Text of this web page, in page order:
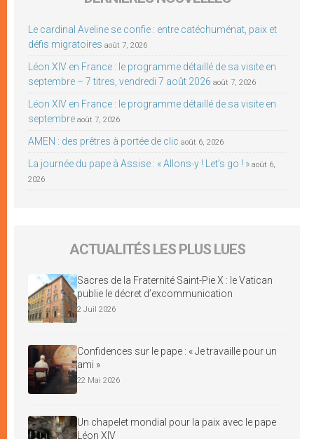
Le cardinal Aveline se confie : entre catéchuménat, paix et
défis migratoires août 7, 2026
Léon XIV en France : le programme détaillé de sa visite en
septembre – 7 titres, vendredi 7 août 2026 août 7, 2026
Léon XIV en France : le programme détaillé de sa visite en
septembre août 7, 2026
AMEN : des prêtres à portée de clic août 6, 2026
La journée du pape à Assise : « Allons-y ! Let’s go ! » août 6,
2026
ACTUALITÉS LES PLUS LUES
Sacres de la Fraternité Saint-Pie X : le Vatican
publie le décret d’excommunication
2 Juil 2026
Confidences sur le pape : « Je travaille pour un
ami »
22 Mai 2026
Un chapelet mondial pour la paix avec le pape
Léon XIV